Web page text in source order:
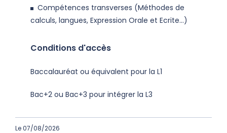
Compétences transverses (Méthodes de
calculs, langues, Expression Orale et Ecrite...)
Conditions d'accès
Baccalauréat ou équivalent pour la L1
Bac+2 ou Bac+3 pour intégrer la L3
Le 07/08/2026